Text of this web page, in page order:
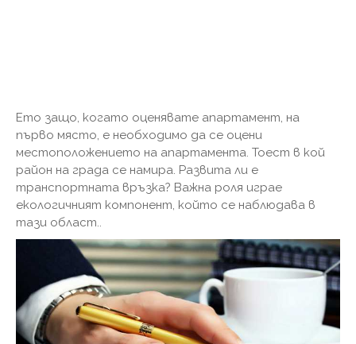
Ето защо, когато оценявате апартамент, на
първо място, е необходимо да се оцени
местоположението на апартамента. Тоест в кой
район на града се намира. Развита ли е
транспортната връзка? Важна роля играе
екологичният компонент, който се наблюдава в
тази област..